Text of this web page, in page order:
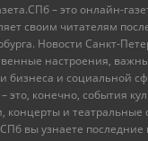
– это онлайн-
своим читателям
Новости Санкт-
настроения,
бизнеса и социальной
это, конечно, события
концерты и театральные
вы узнаете последние